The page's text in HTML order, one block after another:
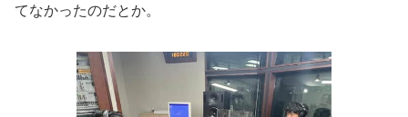
てなかったのだとか。